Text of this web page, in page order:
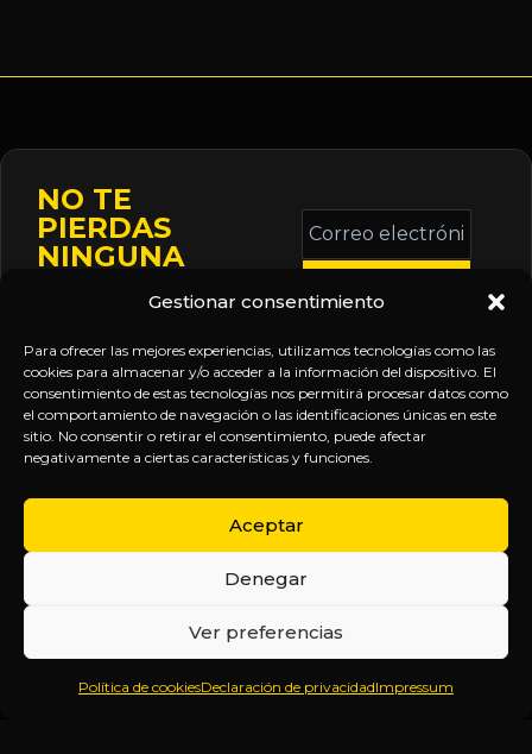
Gestionar consentimiento
Para ofrecer las mejores experiencias, utilizamos tecnologías como las
cookies para almacenar y/o acceder a la información del dispositivo. El
consentimiento de estas tecnologías nos permitirá procesar datos como
el comportamiento de navegación o las identificaciones únicas en este
sitio. No consentir o retirar el consentimiento, puede afectar
negativamente a ciertas características y funciones.
Aceptar
Denegar
Ver preferencias
Política de cookiesDeclaración de privacidadImpressum
NO TE
PIERDAS
NINGUNA
Mantente informado
sobre la agenda de
eventos, nuevas
publicaciones y
actualizaciones de tu
suscripción.
Correo
electrónico
*
Inicio
Sobre
Política
de
SÍGUENOS